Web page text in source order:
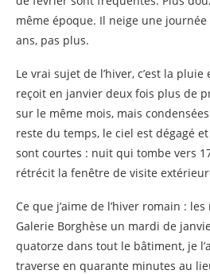
même époque. Il neige une
ans, pas plus.
Le vrai sujet de l’hiver, c’est la
reçoit en janvier deux fois plus de
sur le même mois, mais
reste du temps, le ciel est dégagé
sont courtes : nuit qui tombe vers
rétrécit la fenêtre de visite
Ce que j’aime de l’hiver romain :
Galerie Borghèse un mardi de
quatorze dans tout le bâtiment, je
traverse en quarante minutes au